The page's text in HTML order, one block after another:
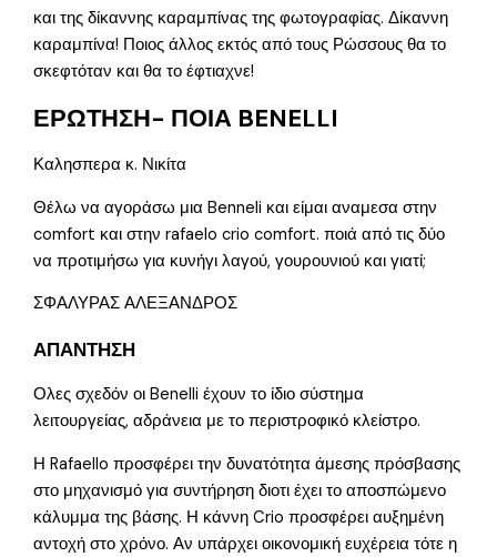
και της δίκαννης καραμπίνας της φωτογραφίας. Δίκαννη
καραμπίνα! Ποιος άλλος εκτός από τους Ρώσσους θα το
σκεφτόταν και θα το έφτιαχνε!
ΕΡΩΤΗΣΗ- ΠΟΙΑ BENELLI
Καλησπερα κ. Νικίτα
Θέλω να αγοράσω μια Benneli και είμαι αναμεσα στην
comfort και στην rafaelo crio comfort. ποιά από τις δύο
να προτιμήσω για κυνήγι λαγού, γουρουνιού και γιατί;
ΣΦΑΛΥΡΑΣ ΑΛΕΞΑΝΔΡΟΣ
ΑΠΑΝΤΗΣΗ
Ολες σχεδόν οι Benelli έχουν το ίδιο σύστημα
λειτουργείας, αδράνεια με το περιστροφικό κλείστρο.
Η Rafaello προσφέρει την δυνατότητα άμεσης πρόσβασης
στο μηχανισμό για συντήρηση διοτι έχει το αποσπώμενο
κάλυμμα της βάσης. Η κάννη Crio προσφέρει αυξημένη
αντοχή στο χρόνο. Αν υπάρχει οικονομική ευχέρεια τότε η